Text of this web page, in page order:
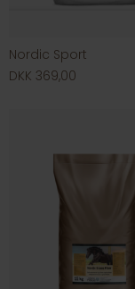
Nordic Sport
DKK 369,00